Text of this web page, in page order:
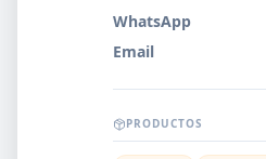
EMPRESAS
WhatsApp
Email
PRODUCTOS